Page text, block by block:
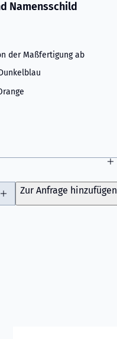
Namensschild
der Maßfertigung ab
Zur Anfrage hinzufügen